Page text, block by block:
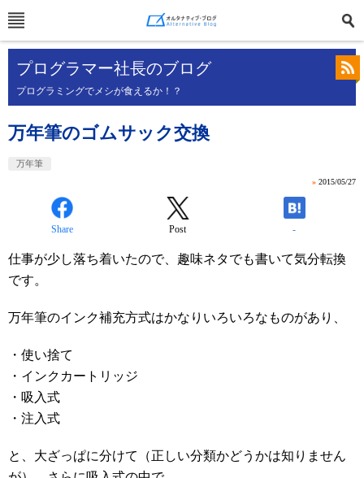
プログラマー社長のブログ
プログラミングでメシが食えるか！？
万年筆のゴムサック交換
万年筆
» 2015/05/27
Share Post -
仕事が少し落ち着いたので、趣味ネタでも書いて気分転換
です。
万年筆のインク補充方式はかなりいろいろなものがあり、
・使い捨て
・インクカートリッジ
・吸入式
・注入式
と、大ざっぱに分けて（正しい分類かどうかは知りません